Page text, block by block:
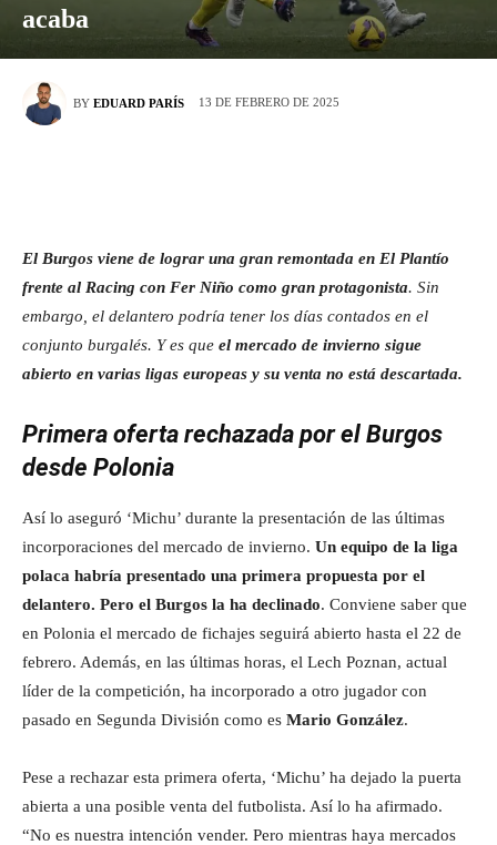
acaba
BY EDUARD PARÍS 13 DE FEBRERO DE 2025
El Burgos viene de lograr una gran remontada en El Plantío
frente al Racing con Fer Niño como gran protagonista. Sin
embargo, el delantero podría tener los días contados en el
conjunto burgalés. Y es que el mercado de invierno sigue
abierto en varias ligas europeas y su venta no está descartada.
Primera oferta rechazada por el Burgos
desde Polonia
Así lo aseguró ‘Michu’ durante la presentación de las últimas
incorporaciones del mercado de invierno. Un equipo de la liga
polaca habría presentado una primera propuesta por el
delantero. Pero el Burgos la ha declinado. Conviene saber que
en Polonia el mercado de fichajes seguirá abierto hasta el 22 de
febrero. Además, en las últimas horas, el Lech Poznan, actual
líder de la competición, ha incorporado a otro jugador con
pasado en Segunda División como es Mario González.
Pese a rechazar esta primera oferta, ‘Michu’ ha dejado la puerta
abierta a una posible venta del futbolista. Así lo ha afirmado.
“No es nuestra intención vender. Pero mientras haya mercados